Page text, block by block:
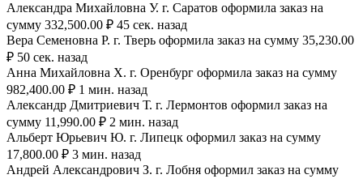
Александра Михайловна У. г. Саратов оформила заказ на
сумму 332,500.00 ₽ 45 сек. назад
Вера Семеновна Р. г. Тверь оформила заказ на сумму 35,230.00
₽ 50 сек. назад
Анна Михайловна Х. г. Оренбург оформила заказ на сумму
982,400.00 ₽ 1 мин. назад
Александр Дмитриевич Т. г. Лермонтов оформил заказ на
сумму 11,990.00 ₽ 2 мин. назад
Альберт Юрьевич Ю. г. Липецк оформил заказ на сумму
17,800.00 ₽ 3 мин. назад
Андрей Александрович З. г. Лобня оформил заказ на сумму